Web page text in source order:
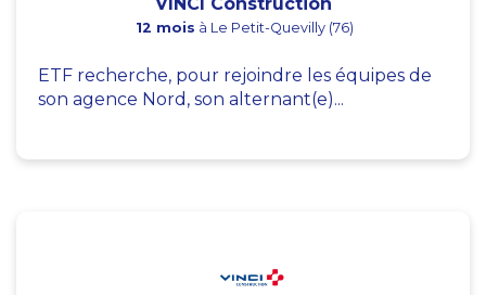
12 mois à Le Petit-Quevilly (76)
ETF recherche, pour rejoindre les équipes de
son agence Nord, son alternant(e)...